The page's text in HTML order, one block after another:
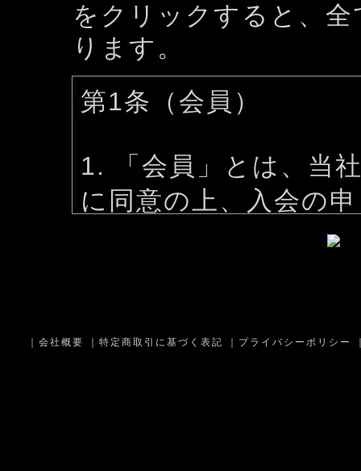
をクリックすると、
ります。
第1条（会員）
1. 「会員」とは、当
に同意の上、入会の
歴等の情報をいいま
会社概要 特定商取引に基づく表記 プライバシーポリシー